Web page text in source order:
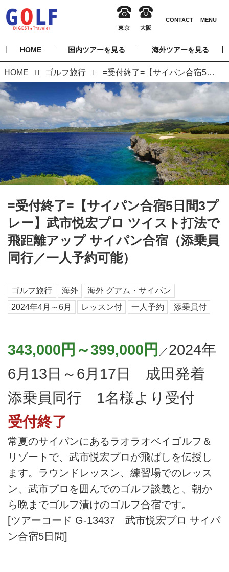
HOME 国内ツアーを見る 海外ツアーを見る
HOME ゴルフ旅行 =受付終了=【サイパン合宿5日間3プレー】武市悦宏プロ ツイスト打法で飛距離アップ サイパン合宿（添乗員同行／一人予約可能）
=受付終了=【サイパン合宿5日間3プ
レー】武市悦宏プロ ツイスト打法で
飛距離アップ サイパン合宿（添乗員
同行／一人予約可能）
ゴルフ旅行 海外
海外 グアム・サイパン
2024年4月～6月
レッスン付 一人予約 添乗員付
343,000円～399,000円 ／2024年
6月13日～6月17日 成田発着
添乗員同行 1名様より受付
受付終了
常夏のサイパンにあるラオラオベイゴルフ＆
リゾートで、武市悦宏プロが飛ばしを伝授し
ます。ラウンドレッスン、練習場でのレッス
ン、武市プロを囲んでのゴルフ談義と、朝か
ら晩までゴルフ漬けのゴルフ合宿です。
[ツアーコード G-13437 武市悦宏プロ サイパ
ン合宿5日間]